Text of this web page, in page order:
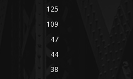
125
109
47
44
38